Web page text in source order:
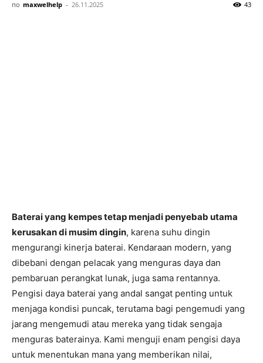
по maxwelhelp - 26.11.2025 43
Baterai yang kempes tetap menjadi penyebab utama
kerusakan di musim dingin, karena suhu dingin
mengurangi kinerja baterai. Kendaraan modern, yang
dibebani dengan pelacak yang menguras daya dan
pembaruan perangkat lunak, juga sama rentannya.
Pengisi daya baterai yang andal sangat penting untuk
menjaga kondisi puncak, terutama bagi pengemudi yang
jarang mengemudi atau mereka yang tidak sengaja
menguras baterainya. Kami menguji enam pengisi daya
untuk menentukan mana yang memberikan nilai,